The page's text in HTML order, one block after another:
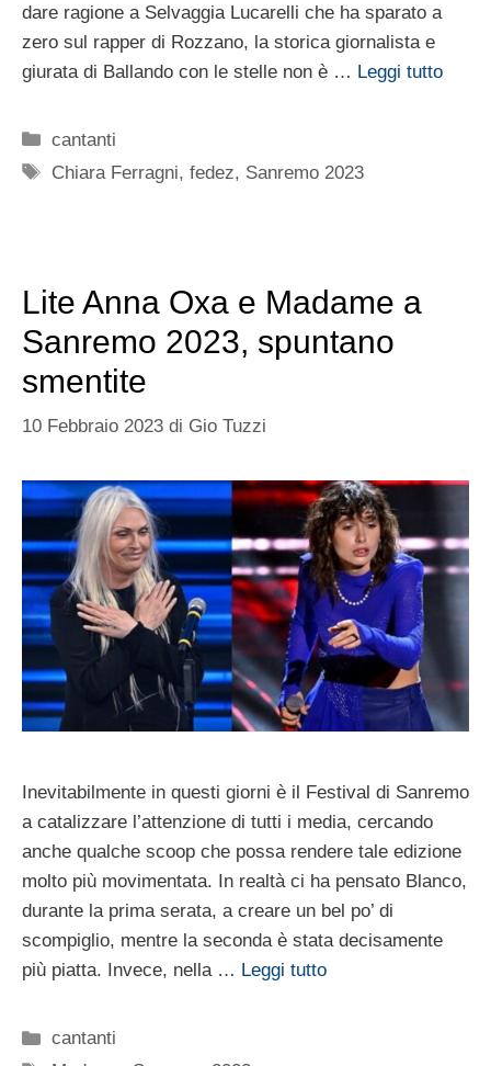
dare ragione a Selvaggia Lucarelli che ha sparato a
zero sul rapper di Rozzano, la storica giornalista e
giurata di Ballando con le stelle non è … Leggi tutto
Categorie
cantanti
Tag
Chiara Ferragni,fedez, Sanremo 2023
Lite Anna Oxa e Madame a
Sanremo 2023, spuntano
smentite
10 Febbraio 2023 di Gio Tuzzi
Inevitabilmente in questi giorni è il Festival di Sanremo
a catalizzare l’attenzione di tutti i media, cercando
anche qualche scoop che possa rendere tale edizione
molto più movimentata. In realtà ci ha pensato Blanco,
durante la prima serata, a creare un bel po’ di
scompiglio, mentre la seconda è stata decisamente
più piatta. Invece, nella … Leggi tutto
Categorie
cantanti